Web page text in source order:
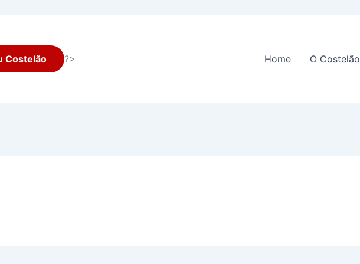
Costelão ?> Home O Costelão